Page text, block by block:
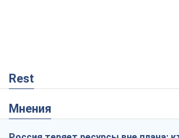
Rest
Мнения